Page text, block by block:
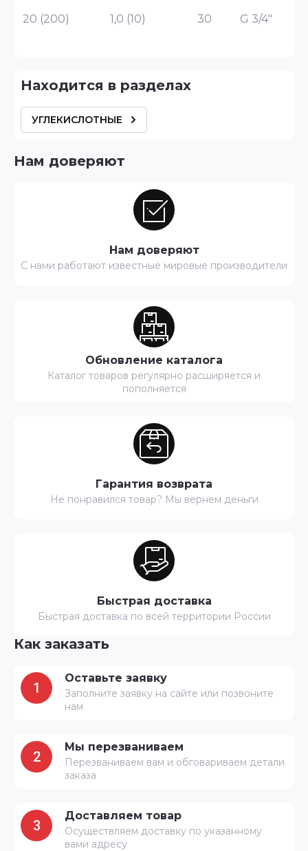
20 (200) 1,0 (10) 30 G 3/4"
Находится в разделах
УГЛЕКИСЛОТНЫЕ
Нам доверяют
Нам доверяют
С нами работают известные мировые производители
Обновление каталога
Каталог товаров регулярно расширяется и
пополняется
Гарантия возврата
Не понравился товар? Мы вернем деньги
Быстрая доставка
Быстрая доставка по всей территории России
Как заказать
1
Оставьте заявку
Заполните заявку на сайте или позвоните
нам
2
Мы перезваниваем
Перезваниваем вам и обговариваем детали
заказа
3
Доставляем товар
Осуществляем доставку по указанному
вами адресу